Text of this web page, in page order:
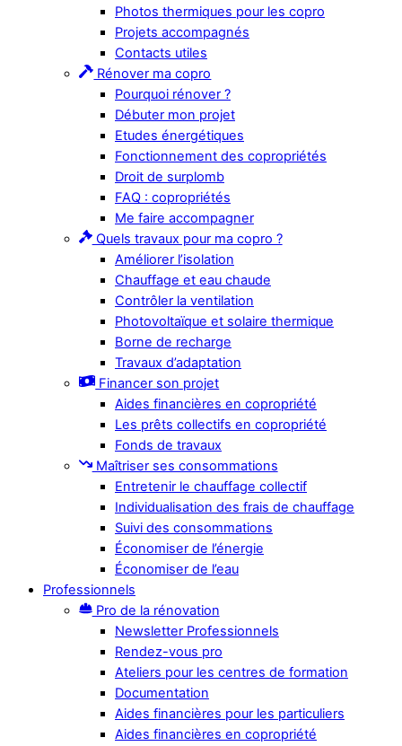
Photos thermiques pour les copro
Projets accompagnés
Contacts utiles
Rénover ma copro
Pourquoi rénover ?
Débuter mon projet
Etudes énergétiques
Fonctionnement des copropriétés
Droit de surplomb
FAQ : copropriétés
Me faire accompagner
Quels travaux pour ma copro ?
Améliorer l’isolation
Chauffage et eau chaude
Contrôler la ventilation
Photovoltaïque et solaire thermique
Borne de recharge
Travaux d’adaptation
Financer son projet
Aides financières en copropriété
Les prêts collectifs en copropriété
Fonds de travaux
Maîtriser ses consommations
Entretenir le chauffage collectif
Individualisation des frais de chauffage
Suivi des consommations
Économiser de l’énergie
Économiser de l’eau
Professionnels
Pro de la rénovation
Newsletter Professionnels
Rendez-vous pro
Ateliers pour les centres de formation
Documentation
Aides financières pour les particuliers
Aides financières en copropriété